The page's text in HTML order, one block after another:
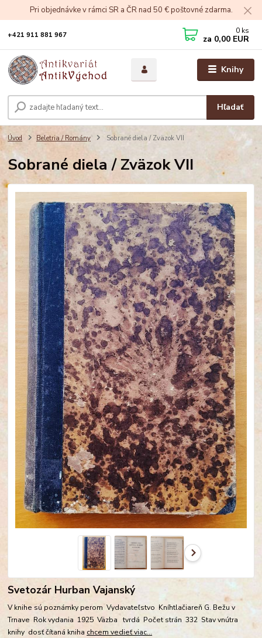
Pri objednávke v rámci SR a ČR nad 50 € poštovné zdarma.
Knihy
Hľadať
+421 911 881 967 0 ks
za 0,00 EUR
Úvod Beletria / Romány Sobrané diela / Zväzok VII
Sobrané diela / Zväzok VII
Svetozár Hurban Vajanský
V knihe sú poznámky perom Vydavateľstvo Kníhtlačiareň G. Bežu v
Trnave Rok vydania 1925 Väzba tvrdá Počet strán 332 Stav vnútra
knihy dosť čítaná kniha chcem vedieť viac...